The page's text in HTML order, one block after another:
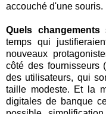
accouché d'une souris.
Quels changements
temps qui
nouveaux
côté des fournisseurs (
des utilisateurs, qui
taille modeste. Et la
digitales de banque